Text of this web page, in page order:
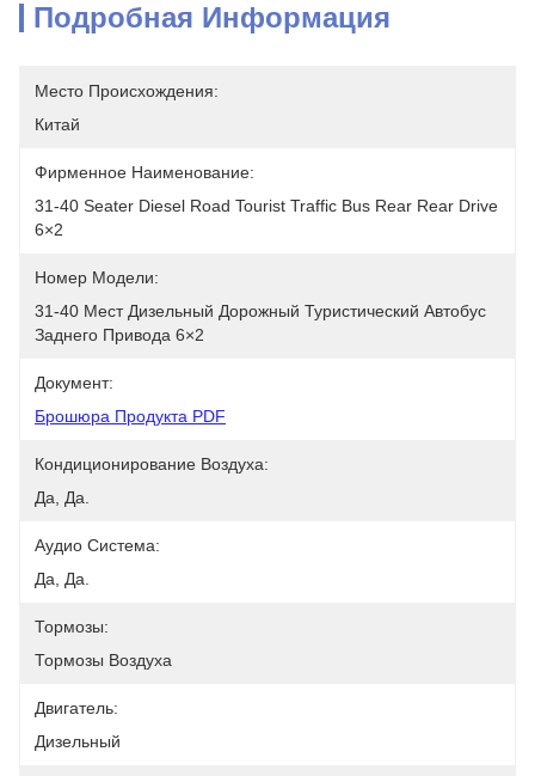
Подробная Информация
Место Происхождения:
Китай
Фирменное Наименование:
31-40 Seater Diesel Road Tourist Traffic Bus Rear Rear Drive
6×2
Номер Модели:
31-40 Мест Дизельный Дорожный Туристический Автобус
Заднего Привода 6×2
Документ:
Брошюра Продукта PDF
Кондиционирование Воздуха:
Да, Да.
Аудио Система:
Да, Да.
Тормозы:
Тормозы Воздуха
Двигатель:
Дизельный